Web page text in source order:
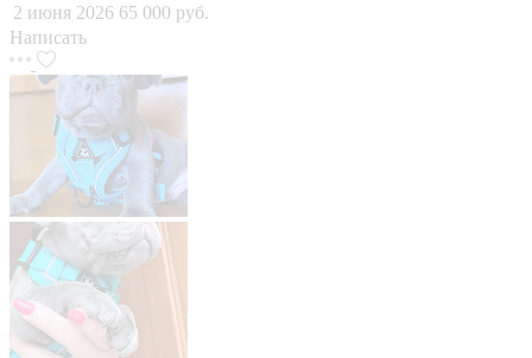
2 июня 2026 65 000 руб.
Написать